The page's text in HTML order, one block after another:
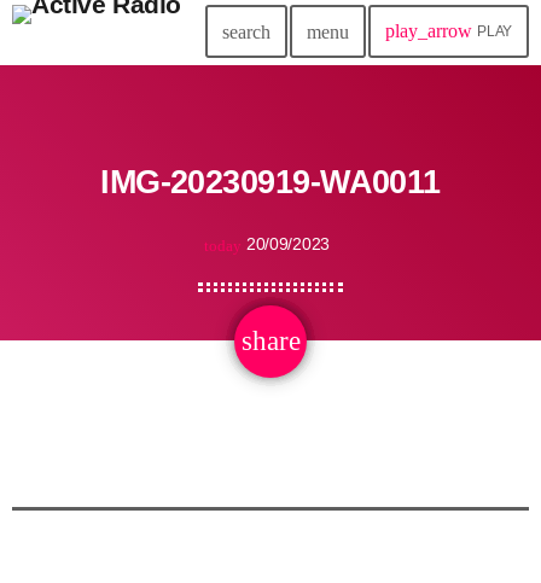
search menu play_arrow PLAY
IMG-20230919-WA0011
today 20/09/2023
share
email